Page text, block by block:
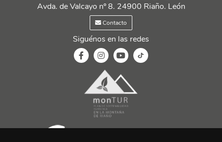
Avda. de Valcayo nº 8. 24900 Riaño. León
Contacto
Siguénos en las redes